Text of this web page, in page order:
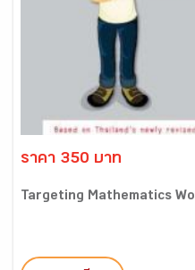
ราคา 350 บาท
Targeting Mathematics